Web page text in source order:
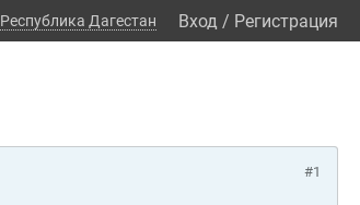
Республика Дагестан Вход / Регистрация
#1